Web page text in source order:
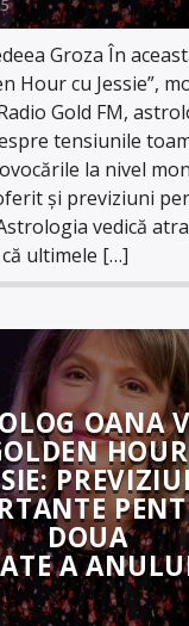
Groza În
Hour cu Jessie”,
Gold FM,
tensiunile
la nivel
și previziuni
vedică
ultimele […]
OANA
DOUA
A